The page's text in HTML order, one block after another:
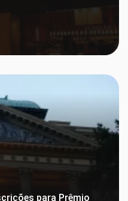
para Prêmio